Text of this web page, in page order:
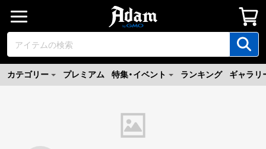
カテゴリー プレミアム 特集・イベント ランキング ギャラリ